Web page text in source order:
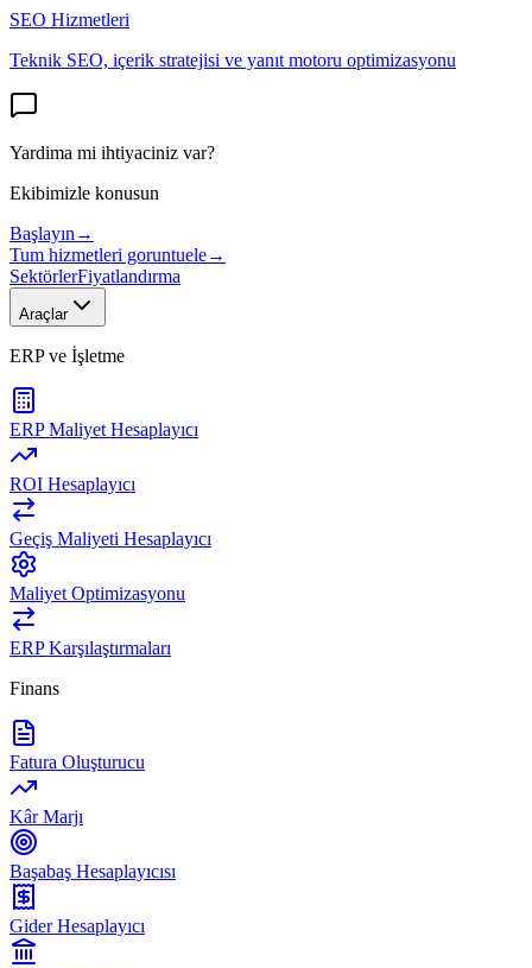
SEO Hizmetleri
Teknik SEO, içerik stratejisi ve yanıt motoru optimizasyonu
Yardima mi ihtiyaciniz var?
Ekibimizle konusun
Başlayın →
Tum hizmetleri goruntuele→
SektörlerFiyatlandırma
Araçlar
ERP ve İşletme
ERP Maliyet Hesaplayıcı
ROI Hesaplayıcı
Geçiş Maliyeti Hesaplayıcı
Maliyet Optimizasyonu
ERP Karşılaştırmaları
Finans
Fatura Oluşturucu
Kâr Marjı
Başabaş Hesaplayıcısı
Gider Hesaplayıcı